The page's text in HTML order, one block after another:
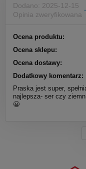
Dodano: 2025-12-15
Opinia zweryfikowana
Ocena produktu:
Ocena sklepu:
Ocena dostawy:
Dodatkowy komentarz:
Praska jest super,
najlepsza- ser czy
😀